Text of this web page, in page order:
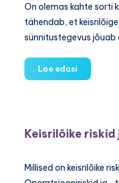
On olemas kahte sorti
tähendab, et
sünnitustegevus
Loe edasi
ja
Keisrilõike
Millised on keisrilõike